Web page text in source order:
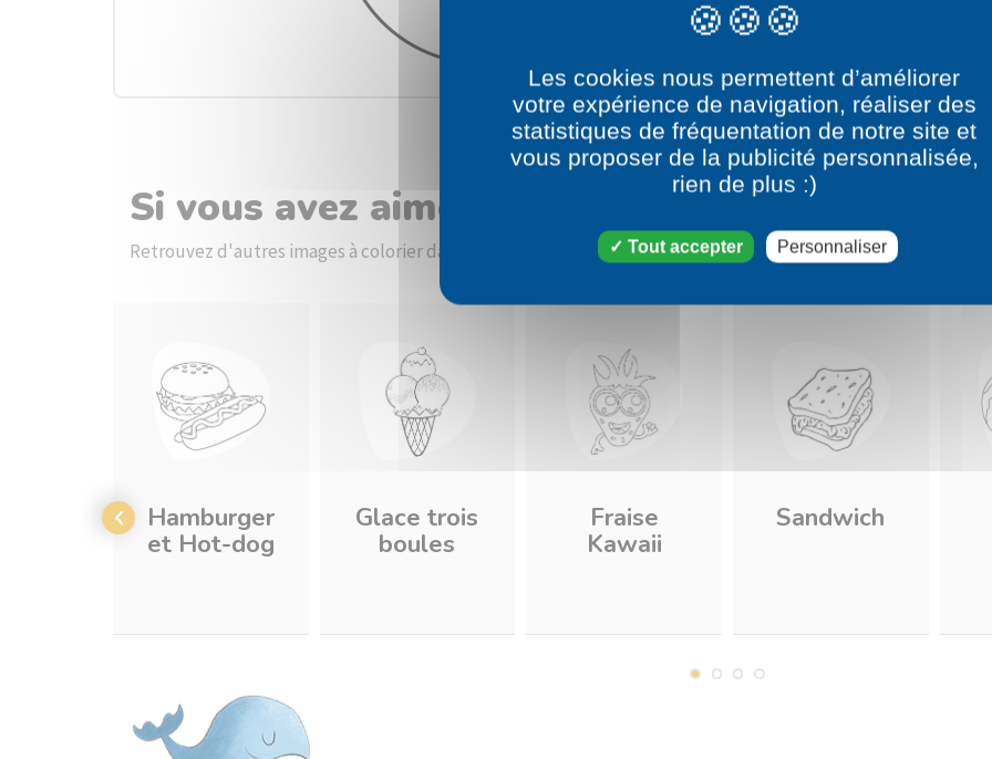
Si vous avez aimé le dessin Cerise
Retrouvez d'autres images à colorier dans la catégorie dessin Nourriture
Hamburger
et Hot-dog
Glace trois
boules
Fraise
Kawaii
Sandwich
Les cookies nous permettent d’améliorer
votre expérience de navigation, réaliser des
statistiques de fréquentation de notre site et
vous proposer de la publicité personnalisée,
rien de plus :)
Tout accepter Personnaliser